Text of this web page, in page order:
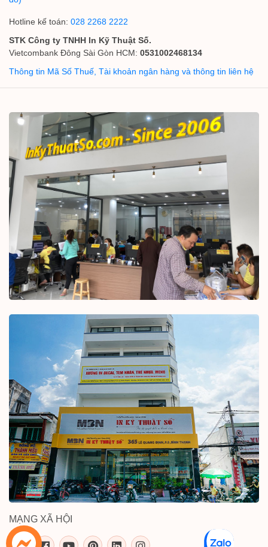
Hotline kế toán: 028 2268 2222
STK Công ty TNHH In Kỹ Thuật Số.
Vietcombank Đông Sài Gòn HCM: 0531002468134
Thông tin Mã Số Thuế, Tài khoản ngân hàng và thông tin liên hệ
MẠNG XÃ HỘI
inkythuatso.com trên các mạng xã